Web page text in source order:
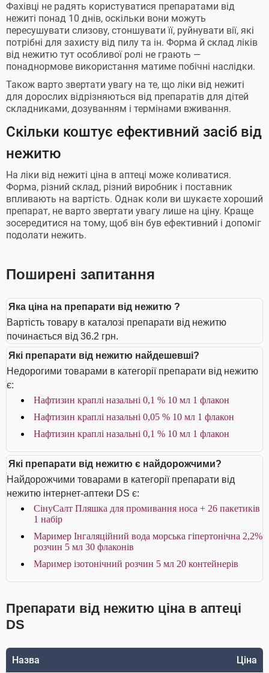
Фахівці не радять користуватися препаратами від
нежиті понад 10 днів, оскільки вони можуть
пересушувати слизову, стоншувати її, руйнувати вії, які
потрібні для захисту від пилу та ін. Форма й склад ліків
від нежитю тут особливої ролі не грають —
понаднормове використання матиме побічні наслідки.
Також варто звертати увагу на те, що ліки від нежиті
для дорослих відрізняються від препаратів для дітей
складниками, дозуванням і термінами вживання.
Скільки коштує ефективний засіб від
нежитю
На ліки від нежиті ціна в аптеці може коливатися.
Форма, різний склад, різний виробник і поставник
впливають на вартість. Однак коли ви шукаєте хороший
препарат, не варто звертати увагу лише на ціну. Краще
зосередитися на тому, щоб він був ефективний і допоміг
подолати нежить.
Поширені запитання
Яка ціна на препарати від нежитю ?
Вартість товару в каталозі препарати від нежитю
починається від 36.2 грн.
Які препарати від нежитю найдешевші?
Недорогими товарами в категорії препарати від нежитю
є:
Нафтизин краплі назальні 0,1 % 10 мл 1 флакон
Нафтизин краплі назальні 0,05 % 10 мл 1 флакон
Нафтизин краплі назальні 0,1 % 10 мл 1 флакон
Які препарати від нежитю є найдорожчими?
Найдорожчими товарами в категорії препарати від
нежитю інтернет-аптеки DS є:
СінуСалт Пляшка для промивання носа + 26 пакетиків
1 набір
Маример Інгаляційний вода морська гіпертонічна 2,2%
розчин 5 мл 30 флаконів
Маример ізотонічний розчин 5 мл 20 контейнерів
Препарати від нежитю ціна в аптеці
DS
Назва Ціна